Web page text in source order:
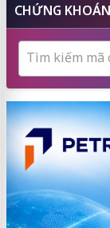
CHỨNG
Tìm kiếm mã